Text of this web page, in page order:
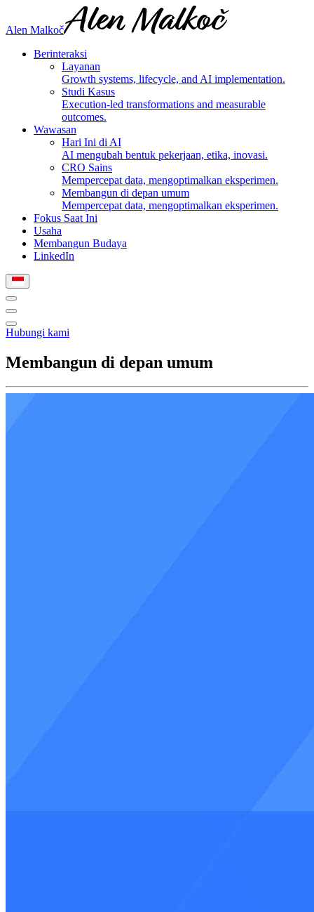
Alen Malkoč
Berinteraksi
Layanan
Growth systems, lifecycle, and AI implementation.
Studi Kasus
Execution-led transformations and measurable
outcomes.
Wawasan
Hari Ini di AI
AI mengubah bentuk pekerjaan, etika, inovasi.
CRO Sains
Mempercepat data, mengoptimalkan eksperimen.
Membangun di depan umum
Mempercepat data, mengoptimalkan eksperimen.
Fokus Saat Ini
Usaha
Membangun Budaya
LinkedIn
Hubungi kami
Membangun di depan umum